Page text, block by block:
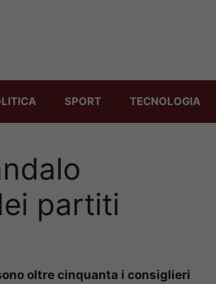
SPORT TECNOLOGIA
partiti
oltre cinquanta i consiglieri